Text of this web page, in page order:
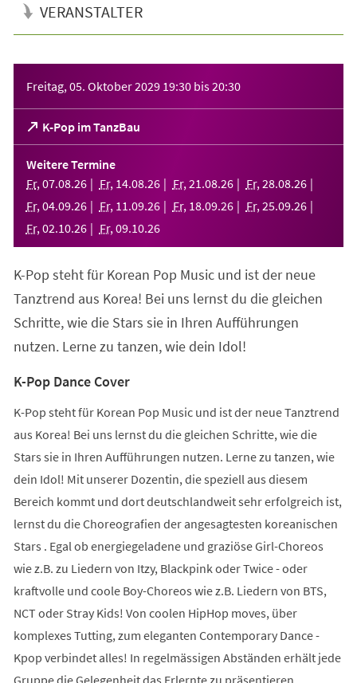
VERANSTALTER
Freitag, 05. Oktober 2029 19:30 bis20:30
K-Pop im TanzBau
(Öffnet
in
einem
neuen
Tab)
Weitere Termine
Fr, 07.08.26 Fr, 14.08.26 Fr, 21 .08.26 Fr, 28.08.26
Fr, 04.09.26 Fr, 11 .09.26 Fr, 18.09.26 Fr, 25.09.26
Fr, 02.10.26 Fr, 09.10.26
K-Pop steht für Korean Pop Music und ist der neue
Tanztrend aus Korea! Bei uns lernst du die gleichen
Schritte, wie die Stars sie in Ihren Aufführungen
nutzen. Lerne zu tanzen, wie dein Idol!
K-Pop Dance Cover
K-Pop steht für Korean Pop Music und ist der neue Tanztrend
aus Korea! Bei uns lernst du die gleichen Schritte, wie die
Stars sie in Ihren Aufführungen nutzen. Lerne zu tanzen, wie
dein Idol! Mit unserer Dozentin, die speziell aus diesem
Bereich kommt und dort deutschlandweit sehr erfolgreich ist,
lernst du die Choreografien der angesagtesten koreanischen
Stars . Egal ob energiegeladene und graziöse Girl-Choreos
wie z.B. zu Liedern von Itzy, Blackpink oder Twice - oder
kraftvolle und coole Boy-Choreos wie z.B. Liedern von BTS,
NCT oder Stray Kids! Von coolen HipHop moves, über
komplexes Tutting, zum eleganten Contemporary Dance -
Kpop verbindet alles! In regelmässigen Abständen erhält jede
Gruppe die Gelegenheit das Erlernte zu präsentieren